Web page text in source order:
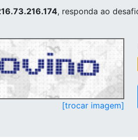
, responda ao
[trocar imagem]